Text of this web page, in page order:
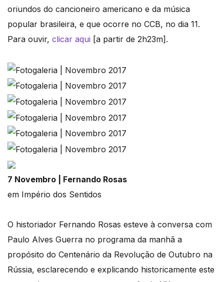
oriundos do cancioneiro americano e da música
popular brasileira, e que ocorre no CCB, no dia 11.
Para ouvir, clicar aqui [a partir de 2h23m].
7 Novembro | Fernando Rosas
em Império dos Sentidos
O historiador Fernando Rosas esteve à conversa com
Paulo Alves Guerra no programa da manhã a
propósito do Centenário da Revolução de Outubro na
Rússia, esclarecendo e explicando historicamente este